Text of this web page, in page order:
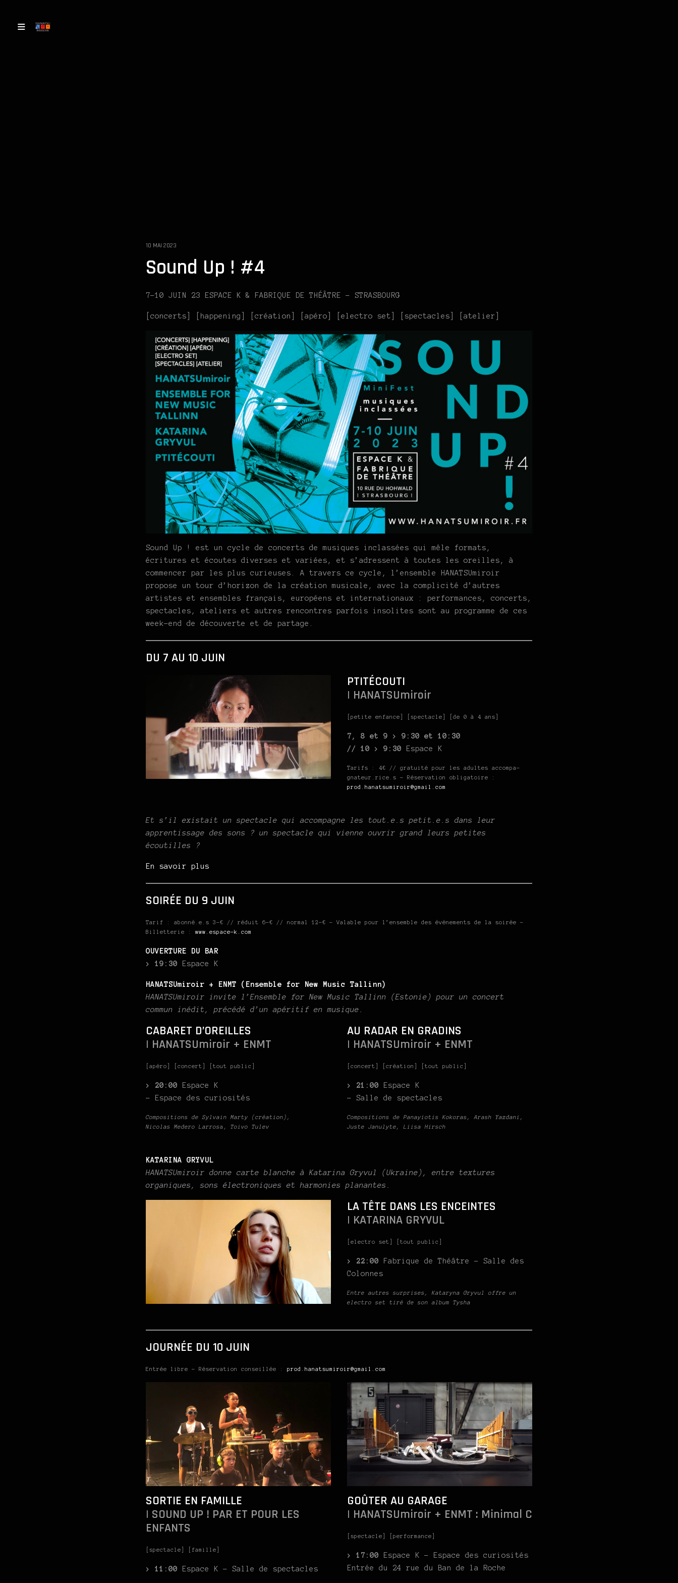
10 MAI 2023
Sound Up ! #4
7-10 JUIN 23 ESPACE K & FABRIQUE DE THÉÂTRE – STRASBOURG
[concerts] [happening] [création] [apéro] [electro set] [spectacles] [atelier]
Sound Up ! est un cycle de concerts de musiques inclassées qui mêle formats,
écritures et écoutes diverses et variées, et s’adressent à toutes les oreilles, à
commencer par les plus curieuses. A travers ce cycle, l’ensemble HANATSUmiroir
propose un tour d’horizon de la création musicale, avec la complicité d’autres
artistes et ensembles français, européens et internationaux : performances, concerts,
spectacles, ateliers et autres rencontres parfois insolites sont au programme de ces
week-end de découverte et de partage.
DU 7 AU 10 JUIN
PTITÉCOUTI
| HANATSUmiroir
[petite enfance] [spectacle] [de 0 à 4 ans]
7, 8 et 9 > 9:30 et 10:30
// 10 > 9:30 Espace K
Tarifs : 4€ // gratuité pour les adultes accompa-
gnateur.rice.s – Réservation obligatoire :
prod.hanatsumiroir@gmail.com
Et s’il existait un spectacle qui accompagne les tout.e.s petit.e.s dans leur
apprentissage des sons ? un spectacle qui vienne ouvrir grand leurs petites
écoutilles ?
En savoir plus
SOIRÉE DU 9 JUIN
Tarif : abonné.e.s 3-€ // réduit 6-€ // normal 12-€ – Valable pour l’ensemble des événements de la soirée –
Billetterie : www.espace-k.com
OUVERTURE DU BAR
> 19:30 Espace K
HANATSUmiroir + ENMT (Ensemble for New Music Tallinn)
HANATSUmiroir invite l’Ensemble for New Music Tallinn (Estonie) pour un concert
commun inédit, précédé d’un apéritif en musique.
CABARET D’OREILLES
| HANATSUmiroir + ENMT
[apéro] [concert] [tout public]
> 20:00
Espace K
– Espace des curiosités
Compositions de Sylvain Marty (création),
Nicolas Medero Larrosa, Toivo Tulev
AU RADAR EN GRADINS
| HANATSUmiroir + ENMT
[concert] [création] [tout public]
> 21:00
Espace K
– Salle de spectacles
Compositions de Panayiotis Kokoras, Arash Yazdani,
Juste Janulyte, Liisa Hirsch
KATARINA GRYVUL
HANATSUmiroir donne carte blanche à Katarina Gryvul (Ukraine), entre textures
organiques, sons électroniques et harmonies planantes.
LA TÊTE DANS LES ENCEINTES
| KATARINA GRYVUL
[electro set] [tout public]
> 22:00
Fabrique de Théâtre – Salle des
Colonnes
Entre autres surprises, Kataryna Gryvul offre un
electro set tiré de son album Tysha
JOURNÉE DU 10 JUIN
Entrée libre – Réservation conseillée : prod.hanatsumiroir@gmail.com
SORTIE EN FAMILLE
| SOUND UP ! PAR ET POUR LES
ENFANTS
[spectacle] [famille]
> 11:00 Espace K – Salle de spectacles
GOÛTER AU GARAGE
| HANATSUmiroir + ENMT : Minimal C
[spectacle] [performance]
> 17:00 Espace K – Espace des curiosités
Entrée du 24 rue du Ban de la Roche